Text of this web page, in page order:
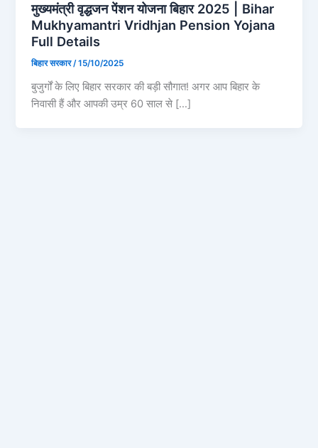
मुख्यमंत्री वृद्धजन पेंशन योजना बिहार 2025 | Bihar
Mukhyamantri Vridhjan Pension Yojana
Full Details
बिहार सरकार/15/10/2025
बुजुर्गों के लिए बिहार सरकार की बड़ी सौगात! अगर आप बिहार के
निवासी हैं और आपकी उम्र 60 साल से […]